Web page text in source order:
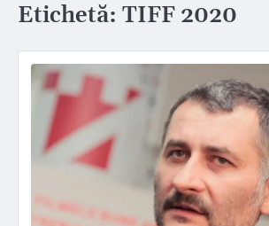
Etichetă: TIFF 2020